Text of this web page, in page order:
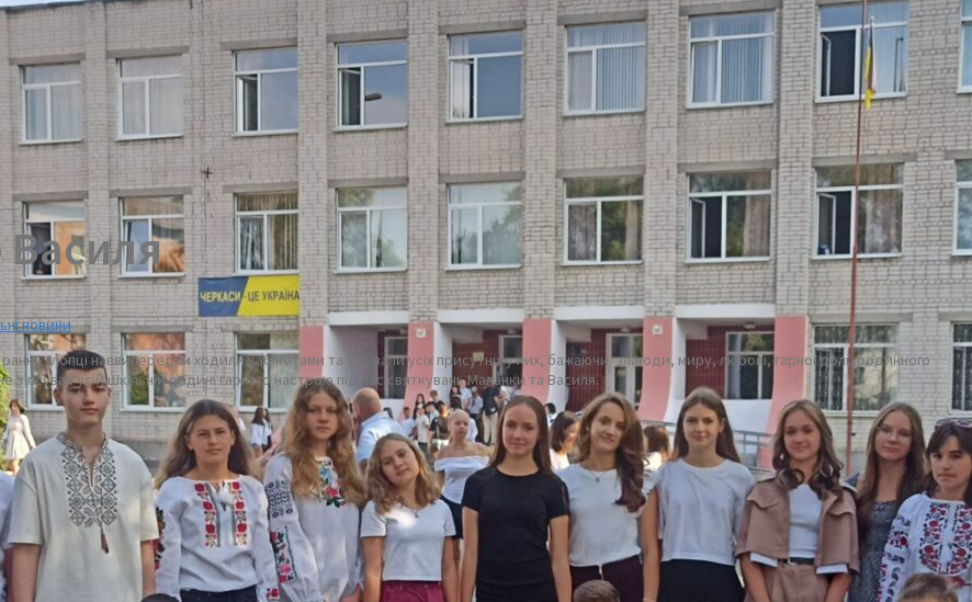
Василя
новини
хлопці наввипередки ходили кабінетами та засівали усіх присутніх у них, бажаючи злагоди, миру, любові, гарної долі, родинного
зіпсував усій шкільній родині гарного настрою під час святкувань Маланки та Василя.